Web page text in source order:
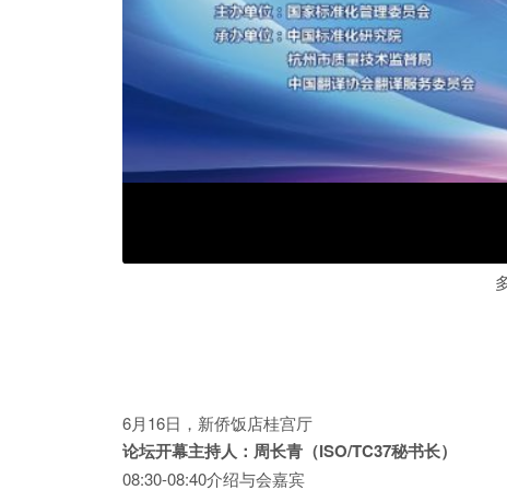
6月16日，新侨饭店桂宫厅
论坛开幕主持人：周长青（ISO/TC37秘书长）
08:30-08:40介绍与会嘉宾